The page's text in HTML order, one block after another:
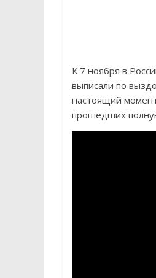
К 7 ноября в
выписали по
настоящий
прошедших